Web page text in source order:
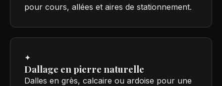
pour cours, allées et aires de stationnement.
✦
Dallage en pierre naturelle
Dalles en grès, calcaire ou ardoise pour une